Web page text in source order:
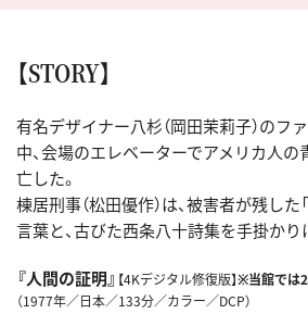
【STORY】
有名デザイナー八杉（岡田茉莉子）のフ
中、会場のエレベーターでアメリカ人の
亡した。
棟居刑事（松田優作）は、被害者が残した
言葉と、古びた西条八十詩集を手掛かり
『人間の証明』 【4Kデジタル修復版】※当館では
（1977年／日本／133分／カラー／DCP）